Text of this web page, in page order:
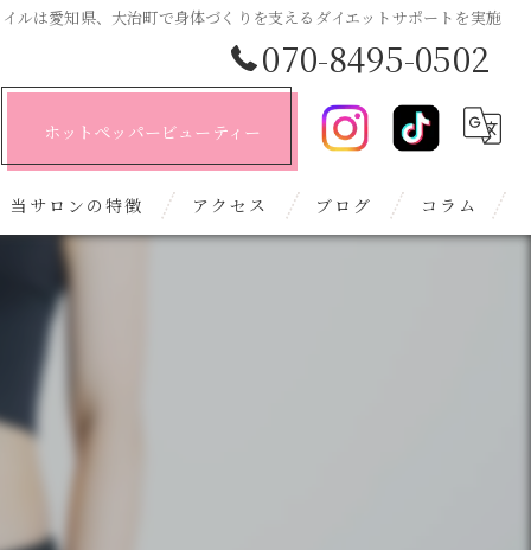
ルは愛知県、大治町で身体づくりを支えるダイエットサポートを実施
070-8495-0502
ホットペッパービューティー
当サロンの特徴
エステ
デザイン
アクセス ブログ コラム